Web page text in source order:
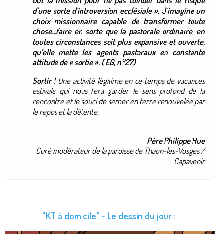
d’une sorte d’introversion ecclésiale ». J’imagine un
choix missionnaire capable de transformer toute
chose…faire en sorte que la pastorale ordinaire, en
toutes circonstances soit plus expansive et ouverte,
qu’elle mette les agents pastoraux en constante
attitude de « sortie ». ( EG, n°27)
Sortir ! Une activité légitime en ce temps de vacances
estivale qui nous fera garder le sens profond de la
rencontre et le souci de semer en terre renouvelée par
le repos et la détente.
Père Philippe Hue
Curé modérateur de la paroisse de Thaon-les-Vosges /
Capavenir
"KT à domicile" - Le dessin du jour :